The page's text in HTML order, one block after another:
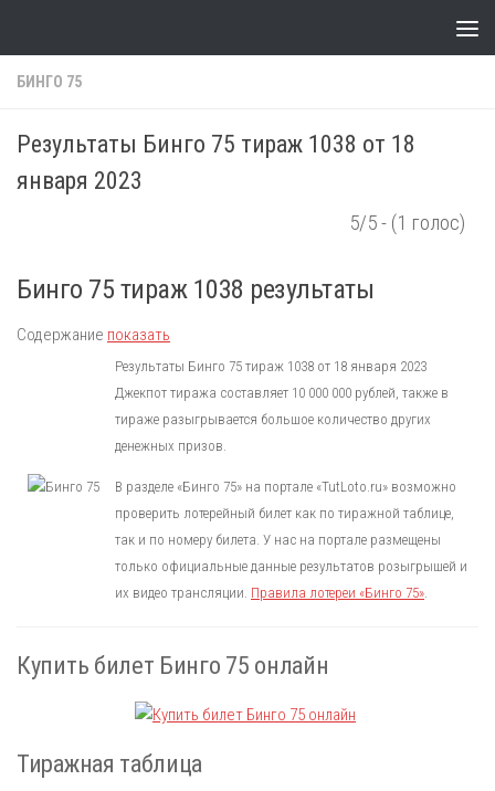
БИНГО 75
Результаты Бинго 75 тираж 1038 от 18
января 2023
5/5 - (1 голос)
Бинго 75 тираж 1038 результаты
Содержание показать
Результаты Бинго 75 тираж 1038 от 18 января 2023
Джекпот тиража составляет 10 000 000 рублей, также в
тираже разыгрывается большое количество других
денежных призов.
В разделе «Бинго 75» на портале «TutLoto.ru» возможно
проверить лотерейный билет как по тиражной таблице,
так и по номеру билета. У нас на портале размещены
только официальные данные результатов розыгрышей и
их видео трансляции. Правила лотереи «Бинго 75».
Купить билет Бинго 75 онлайн
Тиражная таблица